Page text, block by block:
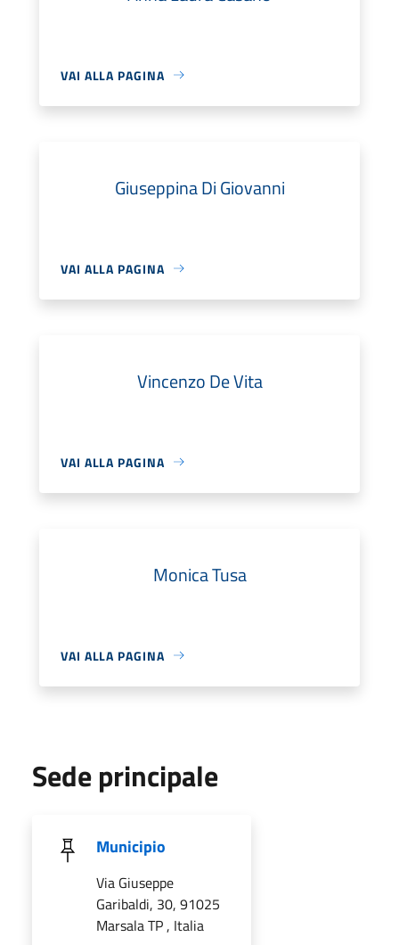
VAI ALLA PAGINA
Giuseppina Di Giovanni
VAI ALLA PAGINA
Vincenzo De Vita
VAI ALLA PAGINA
Monica Tusa
VAI ALLA PAGINA
Sede principale
Municipio
Via Giuseppe
Garibaldi, 30, 91025
Marsala TP , Italia